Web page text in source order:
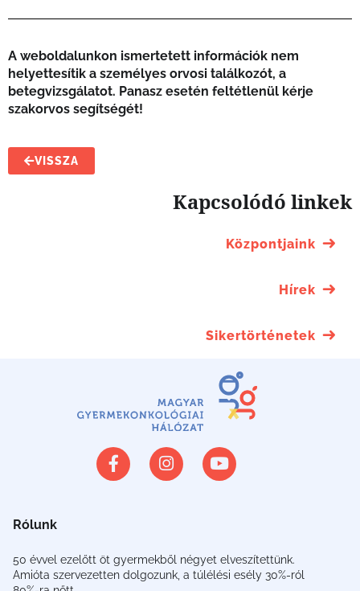
A weboldalunkon ismertetett információk nem
helyettesítik a személyes orvosi találkozót, a
betegvizsgálatot. Panasz esetén feltétlenül kérje
szakorvos segítségét!
VISSZA
Kapcsolódó linkek
Központjaink
Hírek
Sikertörténetek
Rólunk
50 évvel ezelőtt öt gyermekből négyet elveszítettünk.
Amióta szervezetten dolgozunk, a túlélési esély 30%-ról